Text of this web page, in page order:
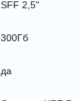
SFF 2,5"
300Гб
да